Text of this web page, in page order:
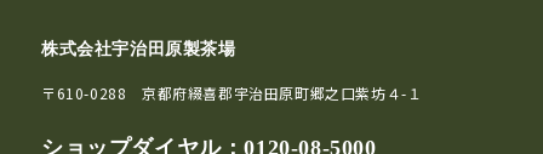
株式会社宇治田原製茶場
〒610-0288 京都府綴喜郡宇治田原町郷之口紫坊４-１
ショップダイヤル：0120-08-5000